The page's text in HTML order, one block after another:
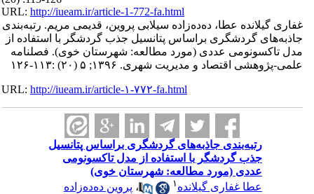
URL:http://iueam.ir/article-1-772-fa.html
غفاری گیلانده عطا، ده‌ده‌زاده سیلابی پروین، قدیمی مریم. رتبه‌بندی
جاذبه‌های گردشگری براساس پتانسیل جذب گردشگر با استفاده از
مدل تاکسونومی عددی (مورد مطالعه: شهرستان خوی). فصلنامه
علمی-پژوهشی اقتصاد و مدیریت شهری. ۱۳۹۶; ۵ (۲۰) :۱۱۳-۱۲۶
URL:http://iueam.ir/article-۱-۷۷۲-fa.html
رتبه‌بندی جاذبه‌های گردشگری براساس پتانسیل
جذب گردشگر با استفاده از مدل تاکسونومی
عددی (مورد مطالعه: شهرستان خوی)
عطا غفاری گیلانده۱ ،پروین ده‌ده‌زاده